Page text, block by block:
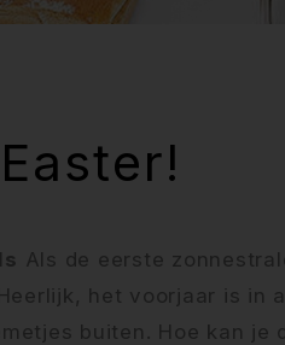
Als de eerste
het voorjaar is in
buiten. Hoe kan